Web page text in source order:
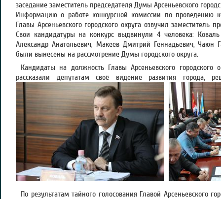
заседание заместитель председателя Думы Арсеньевского
Информацию о работе конкурсной комиссии по проведению
Главы Арсеньевского городского округа озвучил заместитель
Свои кандидатуры на конкурс выдвинули 4 человека: Коваль
Александр Анатольевич, Макеев Дмитрий Геннадьевич, Чаюн
были вынесены на рассмотрение Думы городского округа.
Кандидаты на должность Главы Арсеньевского
рассказали депутатам своё видение развития города,
По результатам тайного голосования Главой Арсеньевского